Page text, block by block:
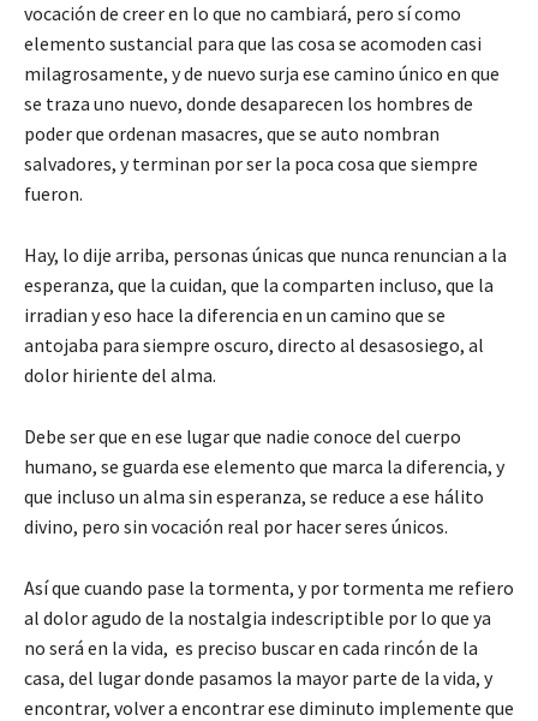
vocación de creer en lo que no cambiará, pero sí como
elemento sustancial para que las cosa se acomoden casi
milagrosamente, y de nuevo surja ese camino único en que
se traza uno nuevo, donde desaparecen los hombres de
poder que ordenan masacres, que se auto nombran
salvadores, y terminan por ser la poca cosa que siempre
fueron.
Hay, lo dije arriba, personas únicas que nunca renuncian a la
esperanza, que la cuidan, que la comparten incluso, que la
irradian y eso hace la diferencia en un camino que se
antojaba para siempre oscuro, directo al desasosiego, al
dolor hiriente del alma.
Debe ser que en ese lugar que nadie conoce del cuerpo
humano, se guarda ese elemento que marca la diferencia, y
que incluso un alma sin esperanza, se reduce a ese hálito
divino, pero sin vocación real por hacer seres únicos.
Así que cuando pase la tormenta, y por tormenta me refiero
al dolor agudo de la nostalgia indescriptible por lo que ya
no será en la vida, es preciso buscar en cada rincón de la
casa, del lugar donde pasamos la mayor parte de la vida, y
encontrar, volver a encontrar ese diminuto implemente que